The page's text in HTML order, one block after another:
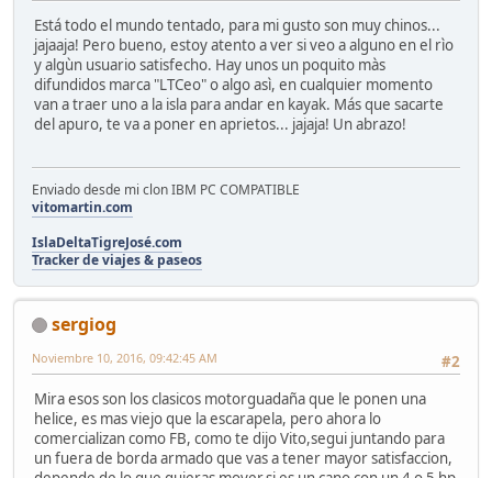
Está todo el mundo tentado, para mi gusto son muy chinos...
jajaaja! Pero bueno, estoy atento a ver si veo a alguno en el rìo
y algùn usuario satisfecho. Hay unos un poquito màs
difundidos marca "LTCeo" o algo asì, en cualquier momento
van a traer uno a la isla para andar en kayak. Más que sacarte
del apuro, te va a poner en aprietos... jajaja! Un abrazo!
Enviado desde mi clon IBM PC COMPATIBLE
vitomartin.com
IslaDeltaTigreJosé.com
Tracker de viajes & paseos
sergiog
#2
Noviembre 10, 2016, 09:42:45 AM
Mira esos son los clasicos motorguadaña que le ponen una
helice, es mas viejo que la escarapela, pero ahora lo
comercializan como FB, como te dijo Vito,segui juntando para
un fuera de borda armado que vas a tener mayor satisfaccion,